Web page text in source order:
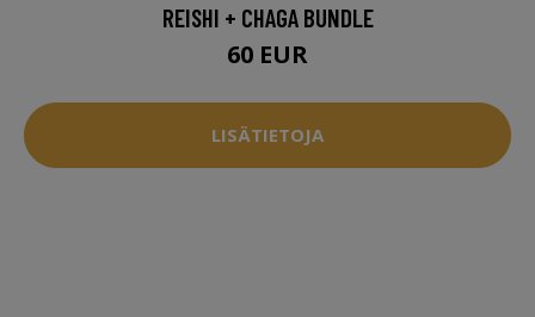
REISHI + CHAGA BUNDLE
60 EUR
LISÄTIETOJA